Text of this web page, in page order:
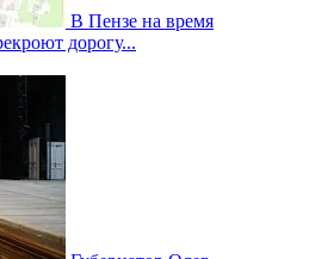
В Пензе на время
дорогу...